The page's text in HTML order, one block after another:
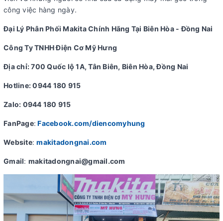
công việc hàng ngày.
Đại Lý Phân Phối Makita Chính Hãng Tại Biên Hòa - Đồng Nai
Công Ty TNHH Điện Cơ Mỹ Hưng
Địa chỉ: 700 Quốc lộ 1A, Tân Biên, Biên Hòa, Đồng Nai
Hotline: 0944 180 915
Zalo: 0944 180 915
FanPage: Facebook.com/diencomyhung
Website:makitadongnai.com
Gmail: makitadongnai@gmail.com